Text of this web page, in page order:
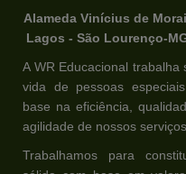
Alameda Vinícius de
Lagos - São Lourenço-
A WR Educacional
vida de pessoas
base na eficiência,
agilidade de nossos
Trabalhamos para